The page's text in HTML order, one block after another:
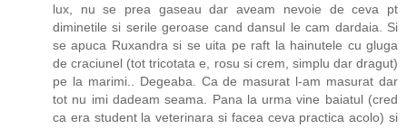
lux, nu se prea gaseau dar aveam nevoie de ceva pt
diminetile si serile geroase cand dansul le cam dardaia. Si
se apuca Ruxandra si se uita pe raft la hainutele cu gluga
de craciunel (tot tricotata e, rosu si crem, simplu dar dragut)
pe la marimi.. Degeaba. Ca de masurat l-am masurat dar
tot nu imi dadeam seama. Pana la urma vine baiatul (cred
ca era student la veterinara si facea ceva practica acolo) si